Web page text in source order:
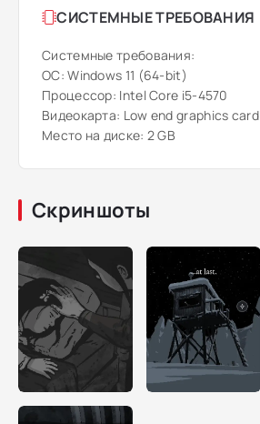
СИСТЕМНЫЕ ТРЕБОВАНИЯ
Системные требования:
ОС: Windows 11 (64-bit)
Процессор: Intel Core i5-4570
Видеокарта: Low end graphics card
Место на диске: 2 GB
Скриншоты